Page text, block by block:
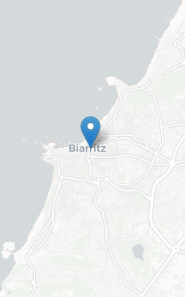
of 2
en 2 met douche + toilet